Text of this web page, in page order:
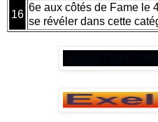
16
6e aux côtés de Fame le
se révéler dans cette